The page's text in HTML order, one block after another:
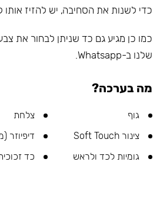
כדי לשנות את הסחיבה, יש להזיז אותו
כמו כן מגיע גם כד שניתן לבחור את
שלנו ב-Whatsapp.
מה בערכה?
גוף
צלחת
צינור Soft Touch
דיפיוזר
גומיות לכד ולראש
כד